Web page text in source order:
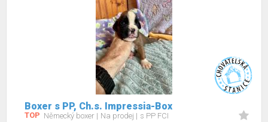
Boxer s PP, Ch.s. Impressia-Box
TOP Německý boxer Na prodej s PP FCI